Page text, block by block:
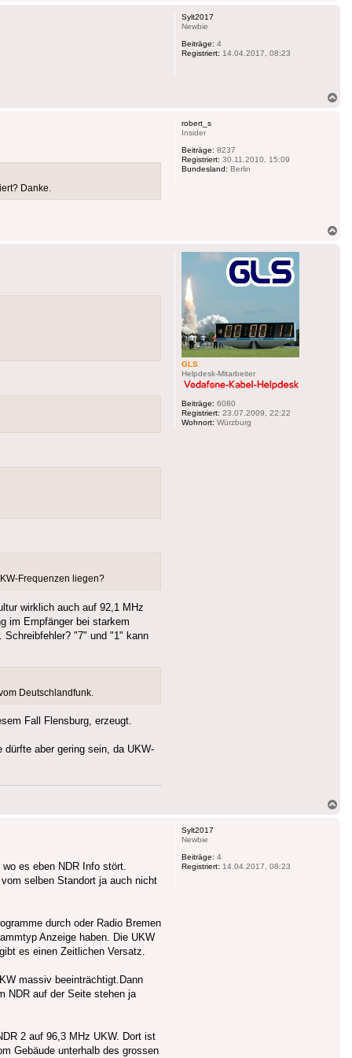
Sylt2017
Newbie
Beiträge: 4
Registriert: 14.04.2017, 08:23
robert_s
Insider
Beiträge: 8237
Registriert: 30.11.2010, 15:09
Bundesland: Berlin
Danke.
GLS
Helpdesk-Mitarbeiter
Beiträge: 6080
Registriert: 23.07.2009, 22:22
Wohnort: Würzburg
Frequenzen liegen?
wirklich auch auf 92,1 MHz
im Empfänger bei starkem
Schreibfehler? "7" und "1" kann
Deutschlandfunk.
Fall Flensburg, erzeugt.
aber gering sein, da UKW-
Sylt2017
Newbie
Beiträge: 4
Registriert: 14.04.2017, 08:23
es eben NDR Info stört.
selben Standort ja auch nicht
durch oder Radio Bremen
Anzeige haben. Die UKW
es einen Zeitlichen Versatz.
massiv beeinträchtigt.Dann
NDR auf der Seite stehen ja
2 auf 96,3 MHz UKW. Dort ist
Gebäude unterhalb des grossen